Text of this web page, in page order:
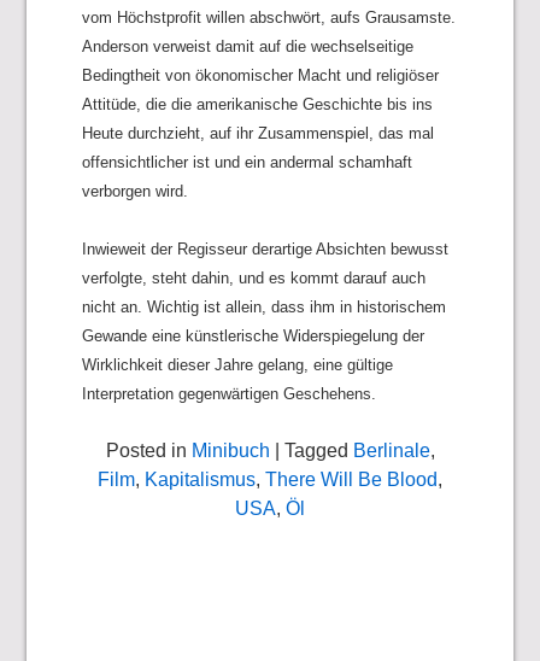
vom Höchstprofit willen abschwört, aufs Grausamste.
Anderson verweist damit auf die wechselseitige
Bedingtheit von ökonomischer Macht und religiöser
Attitüde, die die amerikanische Geschichte bis ins
Heute durchzieht, auf ihr Zusammenspiel, das mal
offensichtlicher ist und ein andermal schamhaft
verborgen wird.
Inwieweit der Regisseur derartige Absichten bewusst
verfolgte, steht dahin, und es kommt darauf auch
nicht an. Wichtig ist allein, dass ihm in historischem
Gewande eine künstlerische Widerspiegelung der
Wirklichkeit dieser Jahre gelang, eine gültige
Interpretation gegenwärtigen Geschehens.
Posted in Minibuch | Tagged Berlinale,
Film, Kapitalismus, There Will Be Blood,
USA, Öl